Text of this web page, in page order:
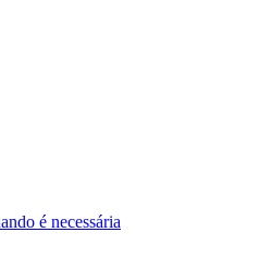
é necessária